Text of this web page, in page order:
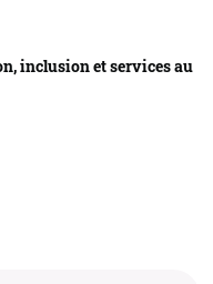
inclusion et services au